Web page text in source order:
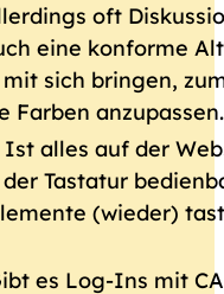
oft
eine konforme
sich bringen,
Farben anzupassen.
Ist alles auf der
Tastatur
(wieder)
es Log-Ins mit